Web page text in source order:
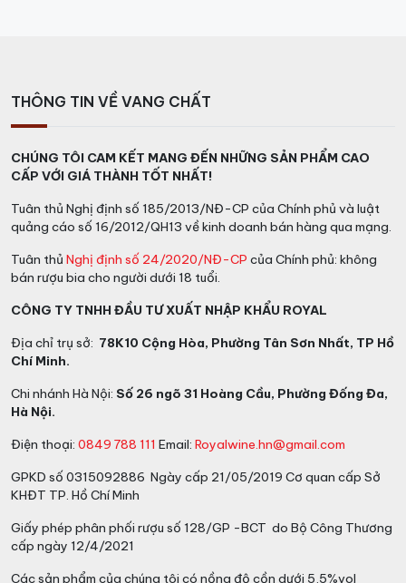
THÔNG TIN VỀ VANG CHẤT
CHÚNG TÔI CAM KẾT MANG ĐẾN NHỮNG SẢN PHẨM CAO
CẤP VỚI GIÁ THÀNH TỐT NHẤT!
Tuân thủ Nghị định số 185/2013/NĐ-CP của Chính phủ và luật
quảng cáo số 16/2012/QH13 về kinh doanh bán hàng qua mạng.
Tuân thủ Nghị định số 24/2020/NĐ-CP của Chính phủ: không
bán rượu bia cho người dưới 18 tuổi.
CÔNG TY TNHH ĐẦU TƯ XUẤT NHẬP KHẨU ROYAL
Địa chỉ trụ sở: 78K10 Cộng Hòa, Phường Tân Sơn Nhất, TP Hồ
Chí Minh.
Chi nhánh Hà Nội: Số 26 ngõ 31 Hoàng Cầu, Phường Đống Đa,
Hà Nội.
Điện thoại: 0849 788 111 Email: Royalwine.hn@gmail.com
GPKD số 0315092886 Ngày cấp 21/05/2019 Cơ quan cấp Sở
KHĐT TP. Hồ Chí Minh
Giấy phép phân phối rượu số 128/GP -BCT do Bộ Công Thương
cấp ngày 12/4/2021
Các sản phẩm của chúng tôi có nồng độ cồn dưới 5,5%vol